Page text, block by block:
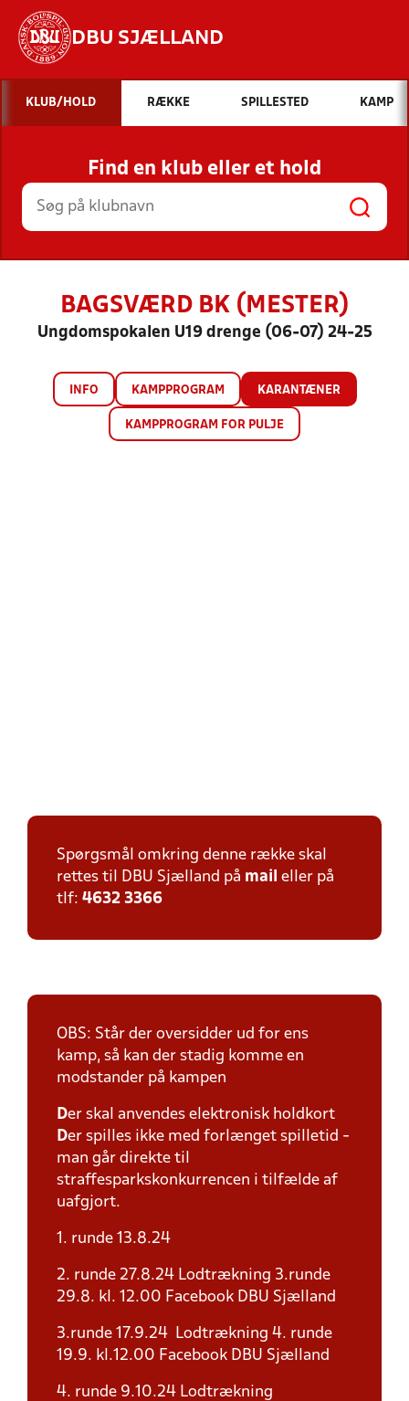
DBU SJÆLLAND
Hvad vil du søge efter?
INDHOLD OG NYHEDER
STILLINGER, RESULTATER, KLUBBER OG
HOLD
KLUB/HOLD RÆKKE SPILLESTED KAMP
Find en klub eller et hold
BAGSVÆRD BK (MESTER)
Ungdomspokalen U19 drenge (06-07) 24-25
INFO KAMPPROGRAM KARANTÆNER
KAMPPROGRAM FOR PULJE
Spørgsmål omkring denne række skal
rettes til DBU Sjælland på mail eller på
tlf: 4632 3366
OBS: Står der oversidder ud for ens
kamp, så kan der stadig komme en
modstander på kampen
Der skal anvendes elektronisk holdkort
Der spilles ikke med forlænget spilletid -
man går direkte til
straffesparkskonkurrencen i tilfælde af
uafgjort.
1. runde 13.8.24
2. runde 27.8.24 Lodtrækning 3.runde
29.8. kl. 12.00 Facebook DBU Sjælland
3.runde 17.9.24 Lodtrækning 4. runde
19.9. kl.12.00 Facebook DBU Sjælland
4. runde 9.10.24 Lodtrækning